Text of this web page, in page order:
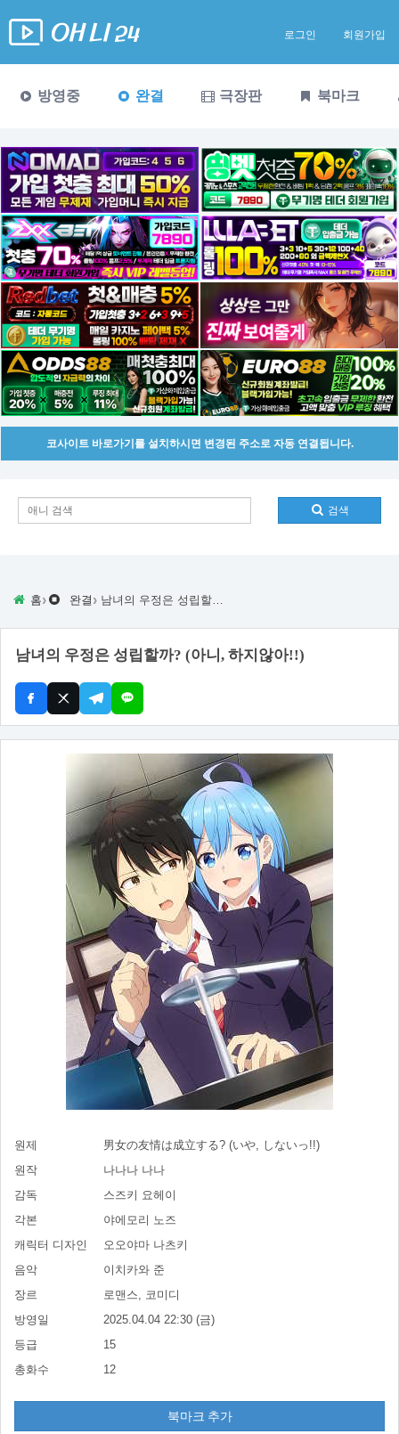
로그인 회원가입
방영중 완결 극장판 북마크
코사이트 바로가기를 설치하시면 변경된 주소로 자동 연결됩니다.
검색
홈› 완결 › 남녀의 우정은 성립할까? (아니, 하지않아!!)
남녀의 우정은 성립할까? (아니, 하지않아!!)
원제
男女の友情は成立する? (いや, しないっ!!)
원작
나나나 나나
감독
스즈키 요헤이
각본
야에모리 노즈
캐릭터 디자인
오오야마 나츠키
음악
이치카와 준
장르
로맨스, 코미디
방영일
2025.04.04 22:30 (금)
등급
15
총화수
12
북마크 추가